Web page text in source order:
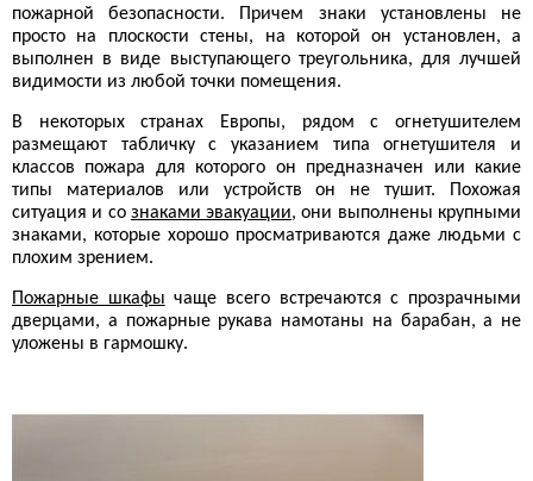
пожарной безопасности. Причем знаки установлены не
просто на плоскости стены, на которой он установлен, а
выполнен в виде выступающего треугольника, для лучшей
видимости из любой точки помещения.
В некоторых странах Европы, рядом с огнетушителем
размещают табличку с указанием типа огнетушителя и
классов пожара для которого он предназначен или какие
типы материалов или устройств он не тушит. Похожая
ситуация и со знаками эвакуации, они выполнены крупными
знаками, которые хорошо просматриваются даже людьми с
плохим зрением.
Пожарные шкафы чаще всего встречаются с прозрачными
дверцами, а пожарные рукава намотаны на барабан, а не
уложены в гармошку.